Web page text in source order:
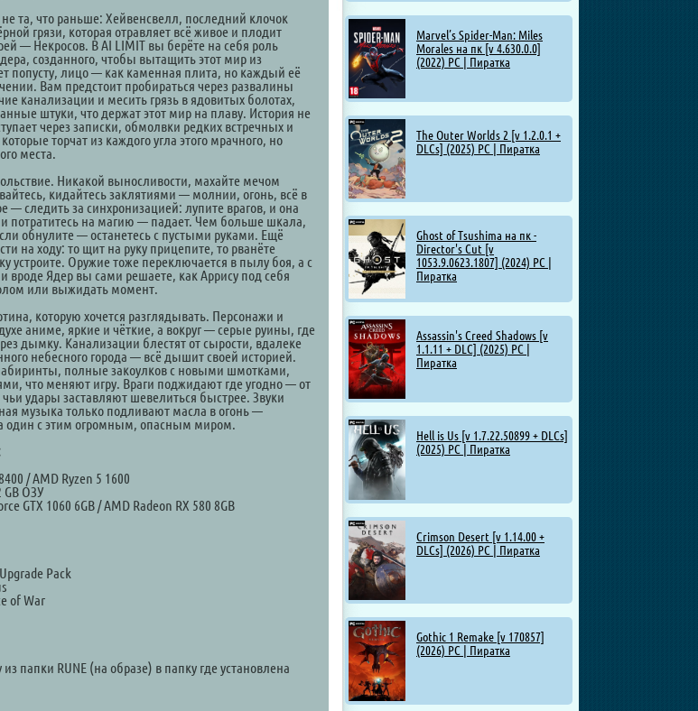
Marvel’s Spider-Man: Miles
Morales на пк [v 4.630.0.0]
(2022) PC | Пиратка
The Outer Worlds 2 [v 1.2.0.1 +
DLCs] (2025) PC | Пиратка
Ghost of Tsushima на пк -
Director's Cut [v
1053.9.0623.1807] (2024) PC |
Пиратка
Assassin's Creed Shadows [v
1.1.11 + DLC] (2025) PC |
Пиратка
Hell is Us [v 1.7.22.50899 + DLCs]
(2025) PC | Пиратка
Crimson Desert [v 1.14.00 +
DLCs] (2026) PC | Пиратка
Gothic 1 Remake [v 170857]
(2026) PC | Пиратка
та, что раньше: Хейвенсвелл, последний клочок
грязи, которая отравляет всё живое и плодит
— Некросов. В AI LIMIT вы берёте на себя роль
созданного, чтобы вытащить этот мир из
попусту, лицо — как каменная плита, но каждый её
Вам предстоит пробираться через развалины
канализации и месить грязь в ядовитых болотах,
штуки, что держат этот мир на плаву. История не
через записки, обмолвки редких встречных и
торчат из каждого угла этого мрачного, но
места.
Никакой выносливости, махайте мечом
кидайтесь заклятиями — молнии, огонь, всё в
— следить за синхронизацией: лупите врагов, и она
потратитесь на магию — падает. Чем больше шкала,
обнулите — останетесь с пустыми руками. Ещё
на ходу: то щит на руку прицепите, то рванёте
устроите. Оружие тоже переключается в пылу боя, а с
вроде Ядер вы сами решаете, как Аррису под себя
или выжидать момент.
которую хочется разглядывать. Персонажи и
аниме, яркие и чёткие, а вокруг — серые руины, где
дымку. Канализации блестят от сырости, вдалеке
небесного города — всё дышит своей историей.
полные закоулков с новыми шмотками,
что меняют игру. Враги поджидают где угодно — от
удары заставляют шевелиться быстрее. Звуки
музыка только подливают масла в огонь —
один с этим огромным, опасным миром.
/ AMD Ryzen 5 1600
GB ОЗУ
GTX 1060 6GB / AMD Radeon RX 580 8GB
Pack
of War
папки RUNE (на образе) в папку где установлена